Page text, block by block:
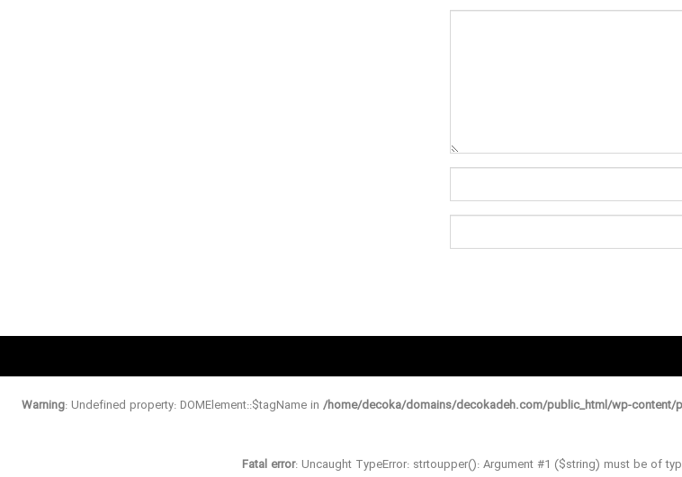
Warning: Undefined property: DOMElement::$tagName in /home/decoka/domains/decokadeh.com/public_html/wp-content/
Fatal error: Uncaught TypeError: strtoupper(): Argument #1 ($string) must be of